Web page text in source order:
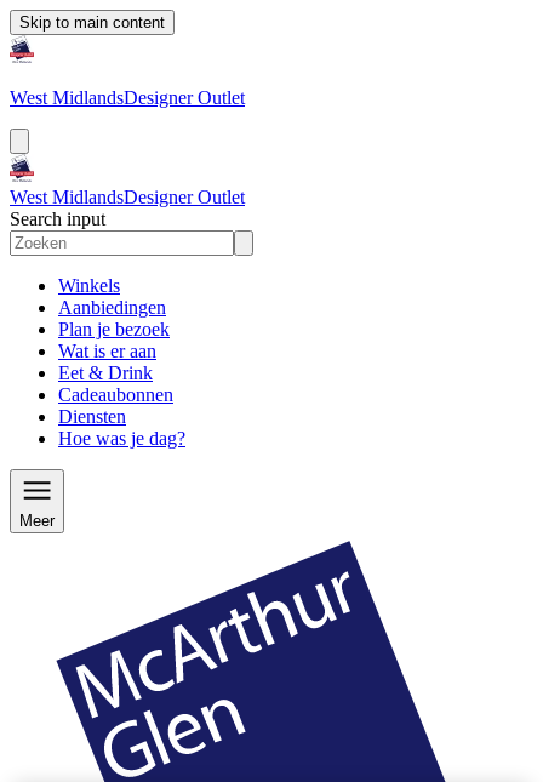
Skip to main content
West MidlandsDesigner Outlet
West MidlandsDesigner Outlet
Search input
Winkels
Aanbiedingen
Plan je bezoek
Wat is er aan
Eet & Drink
Cadeaubonnen
Diensten
Hoe was je dag?
Meer